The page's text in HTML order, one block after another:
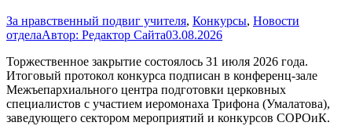
За нравственный подвиг учителя, Конкурсы, Новости
отделаАвтор: Редактор Сайта03.08.2026
Торжественное закрытие состоялось 31 июля 2026 года.
Итоговый протокол конкурса подписан в конференц-зале
Межъепархиального центра подготовки церковных
специалистов с участием иеромонаха Трифона (Умалатова),
заведующего сектором мероприятий и конкурсов СОРОиК.